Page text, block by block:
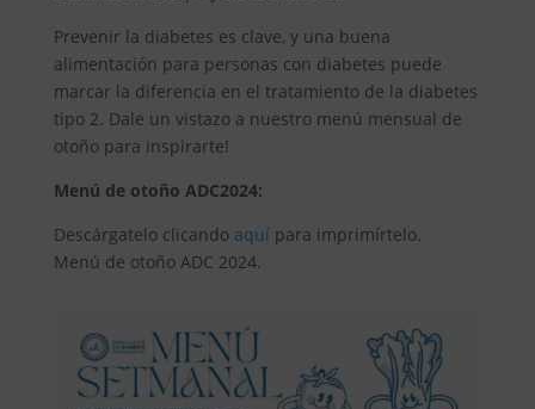
Prevenir la diabetes es clave, y una buena
alimentación para personas con diabetes puede
marcar la diferencia en el tratamiento de la diabetes
tipo 2. Dale un vistazo a nuestro menú mensual de
otoño para inspirarte!
Menú de otoño ADC2024:
Descárgatelo clicando aquípara imprimírtelo.
Menú de otoño ADC 2024.